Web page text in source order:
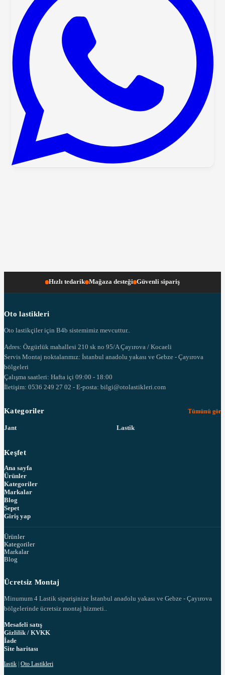
Hızlı tedarik Mağaza desteği Güvenli sipariş
Oto lastikleri
Oto lastikçiler için B4b sistemimiz mevcuttur..
Adres: Özgürlük mahallesi 210 sk no 95/A Çayırova / Kocaeli
Servis Montaj noktalarımız: İstanbul anadolu yakası ve Gebze - Çayırova
bölgeleri
Çalışma saatleri: Hafta içi 09:00 - 18:00
İletişim: 0536 249 27 02 - E-posta: bilgi@otolastikleri.com
Kategoriler Tümünü gör
Jant Lastik
Keşfet
Ana sayfa
Ürünler
Kategoriler
Markalar
Blog
Sepet
Giriş yap
Ürünler
Kategoriler
Markalar
Blog
Ücretsiz Montaj
Minumum 4 Lastik siparişinize İstanbul anadolu yakası ve Gebze - Çayırova
bölgelerinde ücretsiz montaj hizmeti..
Mesafeli satış
Gizlilik / KVKK
İade
Site haritası
lastik Oto Lastikleri